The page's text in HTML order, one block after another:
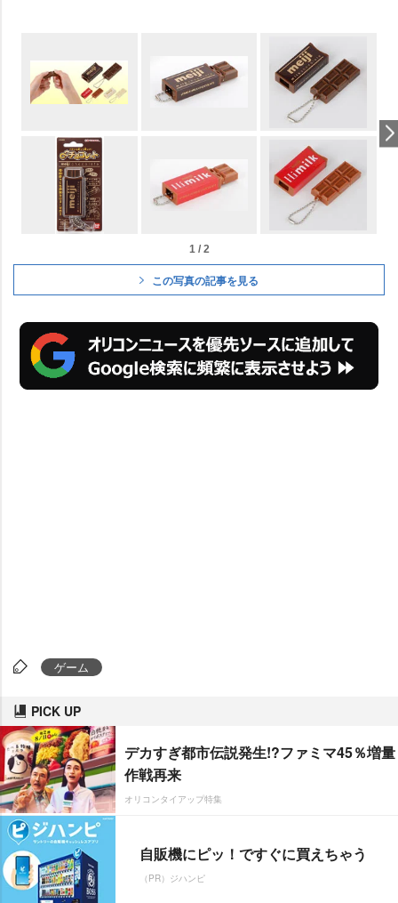
1 / 2
この写真の記事を見る
ゲーム
PICK UP
デカすぎ都市伝説発生!?ファミマ45％増量
作戦再来
オリコンタイアップ特集
自販機にピッ！ですぐに買えちゃう
（PR）ジハンピ